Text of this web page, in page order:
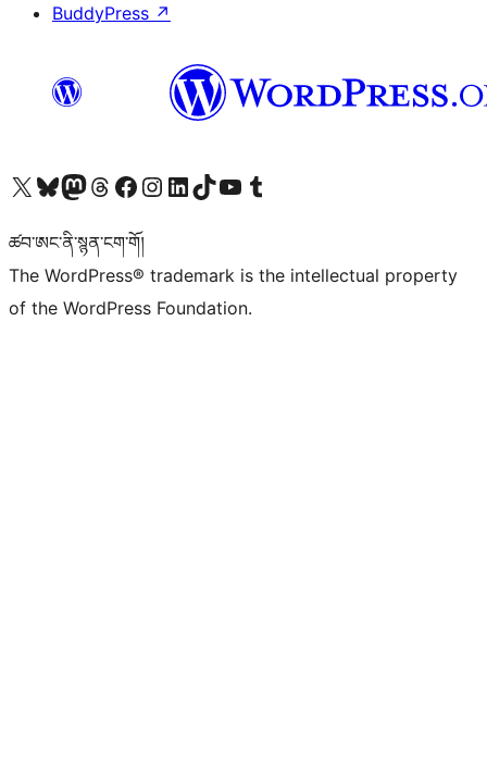
BuddyPress ↗
Visit our X (formerly Twitter) account
Visit our Bluesky account
Visit our Mastodon account
Visit our Threads account
Visit our Facebook page
Visit our Instagram account
Visit our LinkedIn account
Visit our TikTok account
Visit our YouTube channel
Visit our Tumblr account
ཚབ་ཨང་ནི་སྙན་ངག་གོ།
The WordPress® trademark is the intellectual property
of the WordPress Foundation.